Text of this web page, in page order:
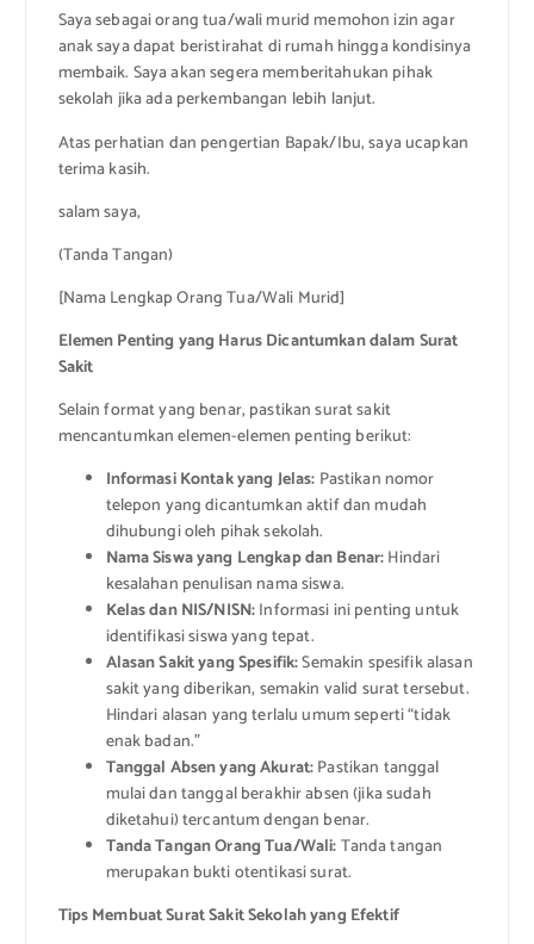
Saya sebagai orang tua/wali murid memohon izin agar
anak saya dapat beristirahat di rumah hingga kondisinya
membaik. Saya akan segera memberitahukan pihak
sekolah jika ada perkembangan lebih lanjut.
Atas perhatian dan pengertian Bapak/Ibu, saya ucapkan
terima kasih.
salam saya,
(Tanda Tangan)
[Nama Lengkap Orang Tua/Wali Murid]
Elemen Penting yang Harus Dicantumkan dalam Surat
Sakit
Selain format yang benar, pastikan surat sakit
mencantumkan elemen-elemen penting berikut:
Informasi Kontak yang Jelas: Pastikan nomor
telepon yang dicantumkan aktif dan mudah
dihubungi oleh pihak sekolah.
Nama Siswa yang Lengkap dan Benar:Hindari
kesalahan penulisan nama siswa.
Kelas dan NIS/NISN:Informasi ini penting untuk
identifikasi siswa yang tepat.
Alasan Sakit yang Spesifik:Semakin spesifik alasan
sakit yang diberikan, semakin valid surat tersebut.
Hindari alasan yang terlalu umum seperti “tidak
enak badan.”
Tanggal Absen yang Akurat:Pastikan tanggal
mulai dan tanggal berakhir absen (jika sudah
diketahui) tercantum dengan benar.
Tanda Tangan Orang Tua/Wali:Tanda tangan
merupakan bukti otentikasi surat.
Tips Membuat Surat Sakit Sekolah yang Efektif